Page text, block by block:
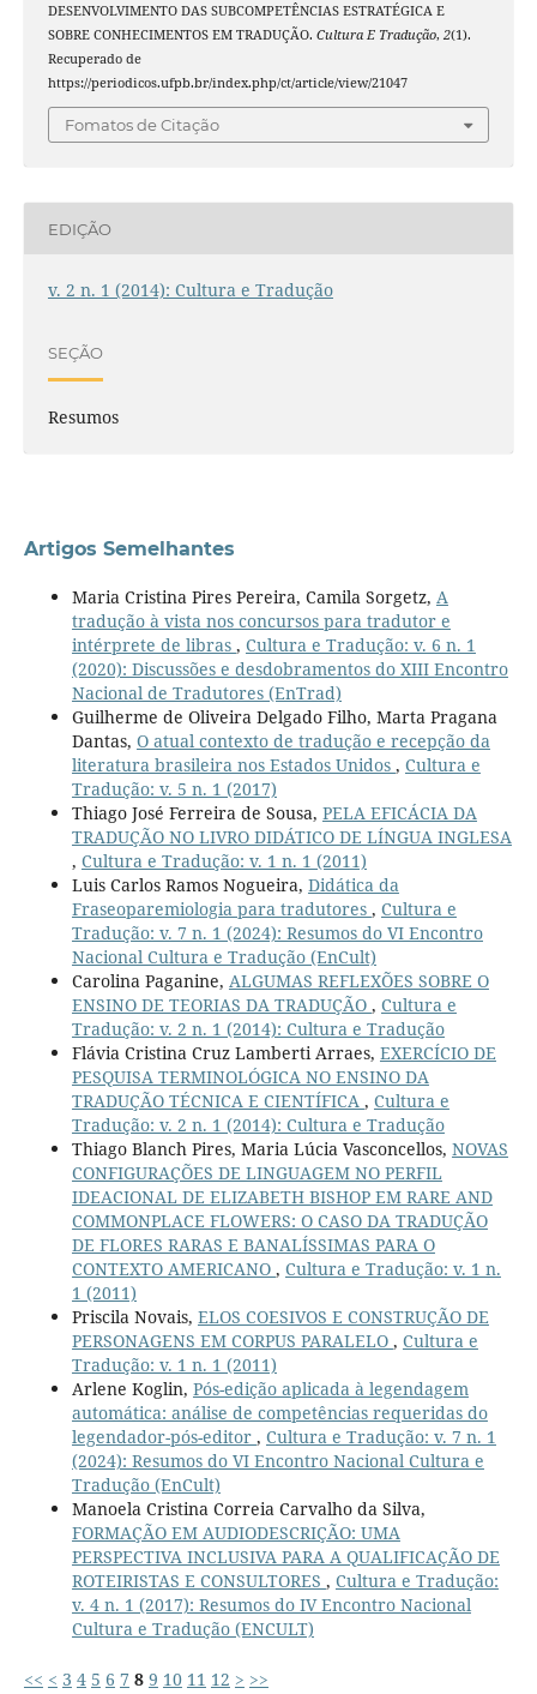
DESENVOLVIMENTO DAS SUBCOMPETÊNCIAS ESTRATÉGICA E
SOBRE CONHECIMENTOS EM TRADUÇÃO. Cultura E Tradução, 2(1).
Recuperado de
https://periodicos.ufpb.br/index.php/ct/article/view/21047
Fomatos de Citação
EDIÇÃO
v. 2 n. 1 (2014): Cultura e Tradução
SEÇÃO
Resumos
Artigos Semelhantes
Maria Cristina Pires Pereira, Camila Sorgetz, A
tradução à vista nos concursos para tradutor e
intérprete de libras , Cultura e Tradução: v. 6 n. 1
(2020): Discussões e desdobramentos do XIII Encontro
Nacional de Tradutores (EnTrad)
Guilherme de Oliveira Delgado Filho, Marta Pragana
Dantas, O atual contexto de tradução e recepção da
literatura brasileira nos Estados Unidos , Cultura e
Tradução: v. 5 n. 1 (2017)
Thiago José Ferreira de Sousa, PELA EFICÁCIA DA
TRADUÇÃO NO LIVRO DIDÁTICO DE LÍNGUA INGLESA
, Cultura e Tradução: v. 1 n. 1 (2011)
Luis Carlos Ramos Nogueira, Didática da
Fraseoparemiologia para tradutores , Cultura e
Tradução: v. 7 n. 1 (2024): Resumos do VI Encontro
Nacional Cultura e Tradução (EnCult)
Carolina Paganine, ALGUMAS REFLEXÕES SOBRE O
ENSINO DE TEORIAS DA TRADUÇÃO , Cultura e
Tradução: v. 2 n. 1 (2014): Cultura e Tradução
Flávia Cristina Cruz Lamberti Arraes, EXERCÍCIO DE
PESQUISA TERMINOLÓGICA NO ENSINO DA
TRADUÇÃO TÉCNICA E CIENTÍFICA , Cultura e
Tradução: v. 2 n. 1 (2014): Cultura e Tradução
Thiago Blanch Pires, Maria Lúcia Vasconcellos, NOVAS
CONFIGURAÇÕES DE LINGUAGEM NO PERFIL
IDEACIONAL DE ELIZABETH BISHOP EM RARE AND
COMMONPLACE FLOWERS: O CASO DA TRADUÇÃO
DE FLORES RARAS E BANALÍSSIMAS PARA O
CONTEXTO AMERICANO , Cultura e Tradução: v. 1 n.
1 (2011)
Priscila Novais, ELOS COESIVOS E CONSTRUÇÃO DE
PERSONAGENS EM CORPUS PARALELO , Cultura e
Tradução: v. 1 n. 1 (2011)
Arlene Koglin, Pós-edição aplicada à legendagem
automática: análise de competências requeridas do
legendador-pós-editor , Cultura e Tradução: v. 7 n. 1
(2024): Resumos do VI Encontro Nacional Cultura e
Tradução (EnCult)
Manoela Cristina Correia Carvalho da Silva,
FORMAÇÃO EM AUDIODESCRIÇÃO: UMA
PERSPECTIVA INCLUSIVA PARA A QUALIFICAÇÃO DE
ROTEIRISTAS E CONSULTORES , Cultura e Tradução:
v. 4 n. 1 (2017): Resumos do IV Encontro Nacional
Cultura e Tradução (ENCULT)
<< < 3 4 5 6 7 8 9 10 11 12 > >>